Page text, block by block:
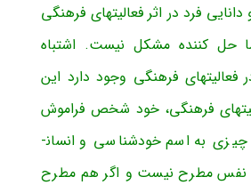
فرد در اثر فعالیتهای فرهنگی
حل کننده مشکل نیست. اشتباه
فعالیتهای فرهنگی وجود دارد این
فرهنگی، خود شخص فراموش
شده است. اصلاً چیزی به اسم خودشناسی و انسان­
نفس مطرح نیست و اگر هم مطرح